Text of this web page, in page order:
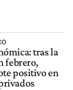
tras la
febrero,
positivo en